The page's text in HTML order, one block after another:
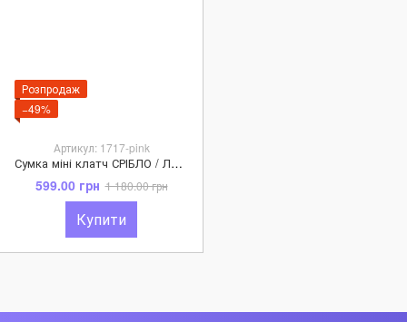
Розпродаж
−49%
Артикул: 1717-pink
Сумка міні клатч СРІБЛО / Лоран / ПУ #9012 (1717) -фірст Рожевий
599.00 грн 1 180.00 грн
Купити